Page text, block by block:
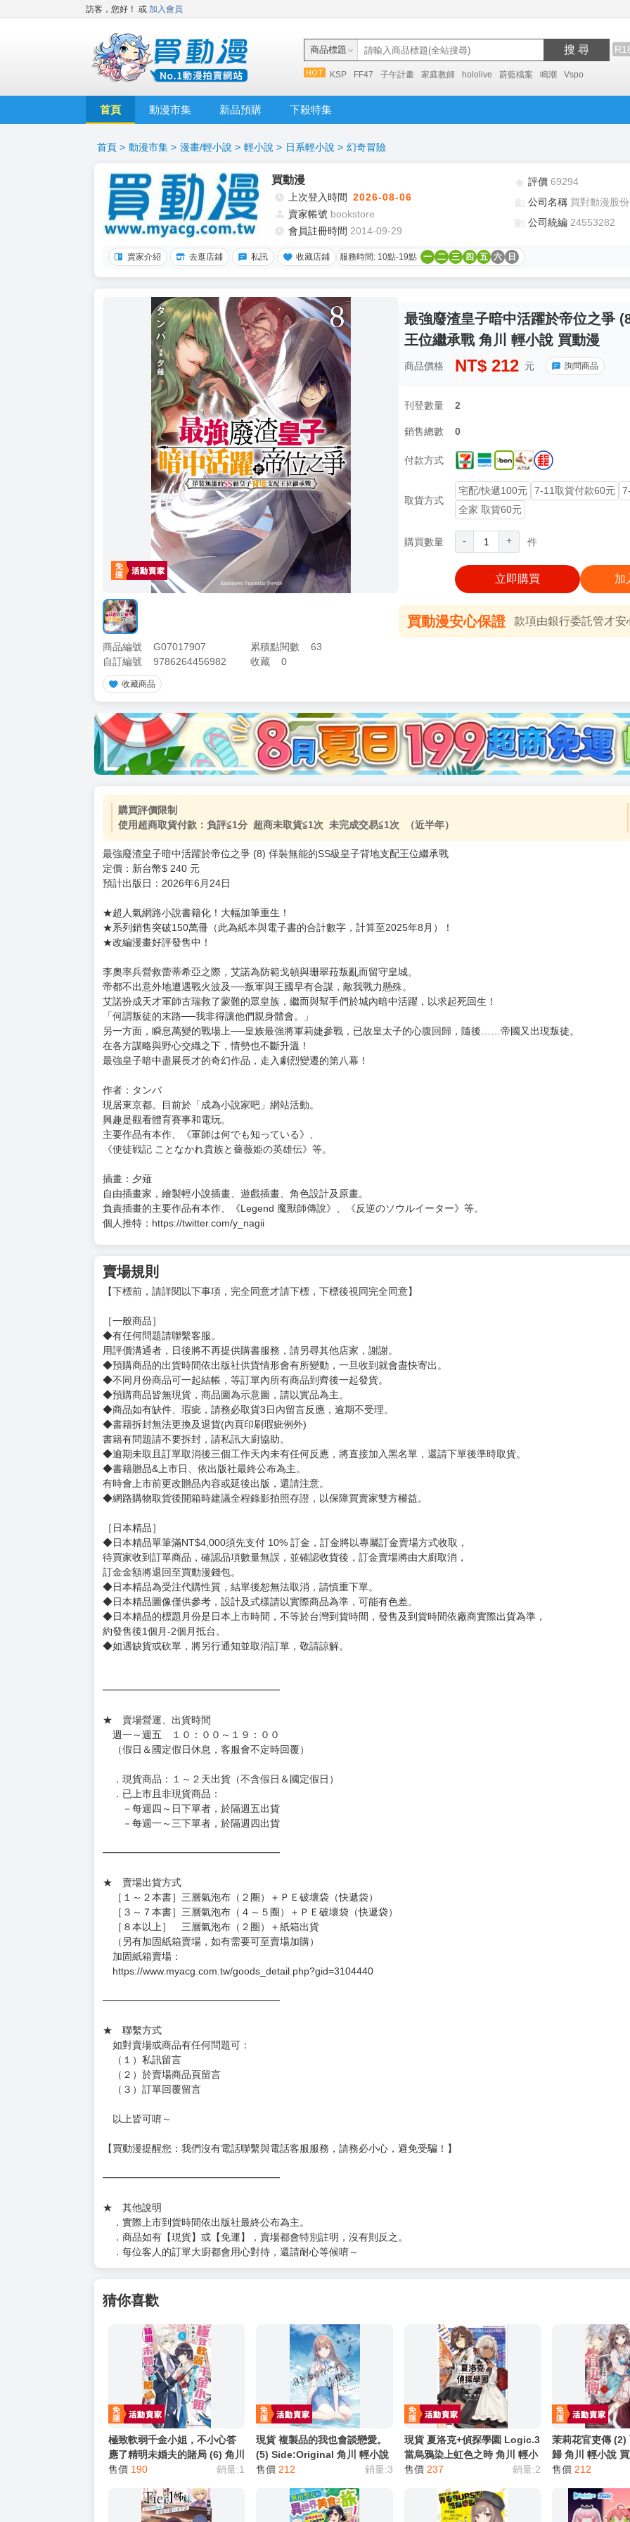
訪客，您好！ 或 加入會員
商品標題 搜 尋
KSP FF47 子午計畫 家庭教師 hololive 蔚藍檔案 鳴潮 Vspo
首頁 動漫市集 新品預購 下殺特集
首頁 > 動漫市集 > 漫畫/輕小說 > 輕小說 > 日系輕小說 > 幻奇冒險
買動漫
上次登入時間 2026-08-06
賣家帳號 bookstore
會員註冊時間 2014-09-29
評價 69294
公司名稱 買對動漫股
公司統編 24553282
賣家介紹 去逛店鋪 私訊 收藏店鋪 服務時間: 10點-19點 一 二 三 四 五 六 日
商品編號 G07017907 累積點閱數
63
自訂編號
9786264456982 收藏 0
收藏商品
最強廢渣皇子暗中活躍於帝位之爭
王位繼承戰 角川 輕小說 買動漫
商品價格 NT$ 212 元 詢問商品
刊登數量 2
銷售總數 0
付款方式
取貨方式
宅配/快遞100元 7-11取貨付款60元
全家 取貨60元
購買數量 - + 件
立即購買 加
買動漫安心保證 款項由銀行委託管才安
加價購 ( 共
(加購品) 買動漫★《$15元-加固紙箱包裝》
NT$
-
使用超商取貨付款：負評≦1分 超商未取貨≦1次 未完成交易≦1次 （近半年）
最強廢渣皇子暗中活躍於帝位之爭 (8) 佯裝無能的SS級皇子背地支配王位繼承戰
定價：新台幣$ 240 元
預計出版日：2026年6月24日
★超人氣網路小說書籍化！大幅加筆重生！
★改編漫畫好評發售中！
李奧率兵營救蕾蒂希亞之際，艾諾為防範戈頓與珊翠菈叛亂而留守皇城。
帝都不出意外地遭遇戰火波及──叛軍與王國早有合謀，敵我戰力懸殊。
艾諾扮成天才軍師古瑞救了蒙難的眾皇族，繼而與幫手們於城內暗中活躍，以求起死回生！
另一方面，瞬息萬變的戰場上──皇族最強將軍莉婕參戰，已故皇太子的心腹回歸，隨後……帝國又出現叛徒。
在各方謀略與野心交織之下，情勢也不斷升溫！
最強皇子暗中盡展長才的奇幻作品，走入劇烈變遷的第八幕！
現居東京都。目前於「成為小說家吧」網站活動。
興趣是觀看體育賽事和電玩。
主要作品有本作、《軍師は何でも知っている》、
《使徒戦記 ことなかれ貴族と薔薇姫の英雄伝》等。
插畫：夕薙
自由插畫家，繪製輕小說插畫、遊戲插畫、角色設計及原畫。
負責插畫的主要作品有本作、《Legend 魔獸師傳說》、《反逆のソウルイーター》等。
個人推特：https://twitter.com/y_nagii
賣場規則
【下標前，請詳閱以下事項，完全同意才請下標，下標後視同完全同意】
［一般商品］
◆有任何問題請聯繫客服。
用評價溝通者，日後將不再提供購書服務，請另尋其他店家，謝謝。
◆不同月份商品可一起結帳，等訂單內所有商品到齊後一起發貨。
◆預購商品皆無現貨，商品圖為示意圖，請以實品為主。
◆商品如有缺件、瑕疵，請務必取貨3日內留言反應，逾期不受理。
◆書籍拆封無法更換及退貨(內頁印刷瑕疵例外)
書籍有問題請不要拆封，請私訊大廚協助。
◆逾期未取且訂單取消後三個工作天內未有任何反應，將直接加入黑名單，還請下單後準時取貨。
◆書籍贈品&上市日、依出版社最終公布為主。
有時會上市前更改贈品內容或延後出版，還請注意。
◆網路購物取貨後開箱時建議全程錄影拍照存證，以保障買賣家雙方權益。
訂金金額將退回至買動漫錢包。
◆日本精品為受注代購性質，結單後恕無法取消，請慎重下單。
◆日本精品圖像僅供參考，設計及式樣請以實際商品為準，可能有色差。
約發售後1個月-2個月抵台。
◆如遇缺貨或砍單，將另行通知並取消訂單，敬請諒解。
週一～週五 １０：００～１９：００
（假日＆國定假日休息，客服會不定時回覆）
．現貨商品：１～２天出貨（不含假日＆國定假日）
．已上市且非現貨商品：
－每週四～日下單者，於隔週五出貨
－每週一～三下單者，於隔週四出貨
★ 賣場出貨方式
［１～２本書］三層氣泡布（２圈）＋ＰＥ破壞袋（快遞袋）
［３～７本書］三層氣泡布（４～５圈）＋ＰＥ破壞袋（快遞袋）
［８本以上］ 三層氣泡布（２圈）＋紙箱出貨
（另有加固紙箱賣場，如有需要可至賣場加購）
https://www.myacg.com.tw/goods_detail.php?gid=3104440
━━━━━━━━━━━━━━━━━━
（１）私訊留言
（２）於賣場商品頁留言
（３）訂單回覆留言
【買動漫提醒您：我們沒有電話聯繫與電話客服服務，請務必小心，避免受騙！】
★ 其他說明
．實際上市到貨時間依出版社最終公布為主。
．商品如有【現貨】或【免運】，賣場都會特別註明，沒有則反之。
．每位客人的訂單大廚都會用心對待，還請耐心等候唷～
猜你喜歡